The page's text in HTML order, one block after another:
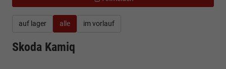
auf lager alle im vorlauf
Skoda Kamiq